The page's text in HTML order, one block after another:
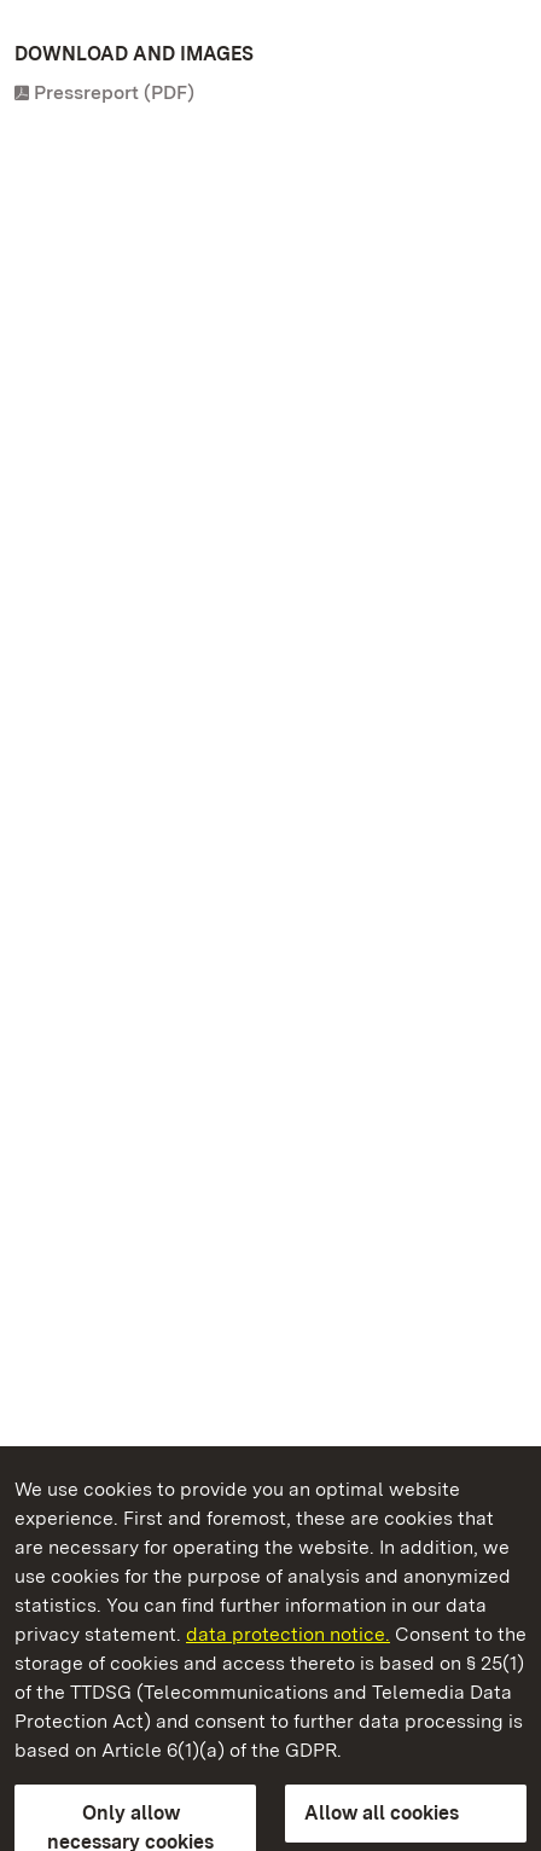
We use cookies to provide you an optimal website
experience. First and foremost, these are cookies that
are necessary for operating the website. In addition, we
use cookies for the purpose of analysis and anonymized
statistics. You can find further information in our data
privacy statement. data protection notice. Consent to the
storage of cookies and access thereto is based on § 25(1)
of the TTDSG (Telecommunications and Telemedia Data
Protection Act) and consent to further data processing is
based on Article 6(1)(a) of the GDPR.
Only allow
necessary cookies
Allow all cookies
DOWNLOAD AND IMAGES
Pressreport (PDF)
State Palaces and Gardens of Baden-Wuerttemberg
Ludwigsburg Favorite Palace
State Palaces and Gardens of Baden-Wuerttemberg
FAQMasthead Data protection